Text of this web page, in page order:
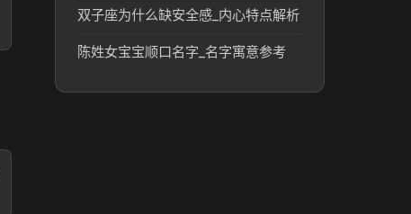
双子座为什么缺安全感_内心特点解析
陈姓女宝宝顺口名字_名字寓意参考